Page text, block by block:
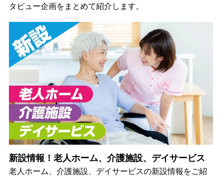
タビュー企画をまとめて紹介します。
新設情報！老人ホーム、介護施設、デイサービス
老人ホーム、介護施設、デイサービスの新設情報をご紹